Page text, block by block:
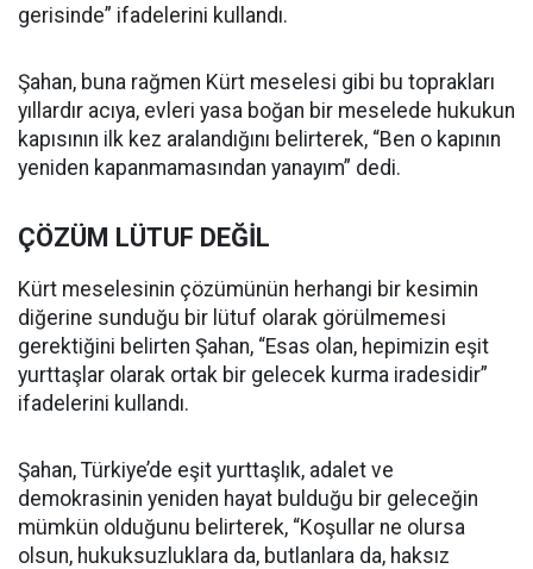
gerisinde” ifadelerini kullandı.
Şahan, buna rağmen Kürt meselesi gibi bu toprakları
yıllardır acıya, evleri yasa boğan bir meselede hukukun
kapısının ilk kez aralandığını belirterek, “Ben o kapının
yeniden kapanmamasından yanayım” dedi.
ÇÖZÜM LÜTUF DEĞİL
Kürt meselesinin çözümünün herhangi bir kesimin
diğerine sunduğu bir lütuf olarak görülmemesi
gerektiğini belirten Şahan, “Esas olan, hepimizin eşit
yurttaşlar olarak ortak bir gelecek kurma iradesidir”
ifadelerini kullandı.
Şahan, Türkiye’de eşit yurttaşlık, adalet ve
demokrasinin yeniden hayat bulduğu bir geleceğin
mümkün olduğunu belirterek, “Koşullar ne olursa
olsun, hukuksuzluklara da, butlanlara da, haksız